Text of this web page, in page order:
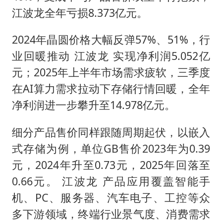
江波龙全年亏损8.373亿元。
2024年晶圆价格大幅反弹57%、51%，行
业回暖推动 江波龙 实现净利润5.052亿
元；2025年上半年市场需求疲软，三季度
在AI算力需求拉动下存储行情回暖，全年
净利润进一步攀升至14.978亿元。
细分产品售价同样跟随周期起伏，以嵌入
式存储为例，单位GB售价2023年为0.39
元，2024年升至0.73元，2025年回落至
0.66元。 江波龙 产品应用覆盖智能手
机、PC、服务器、汽车电子、工控等众
多下游领域，终端行业景气度、消费需求